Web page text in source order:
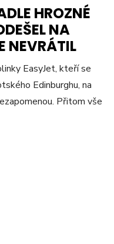
HROZNÉ
NA
NEVRÁTIL
EasyJet, kteří se
Edinburghu, na
Přitom vše